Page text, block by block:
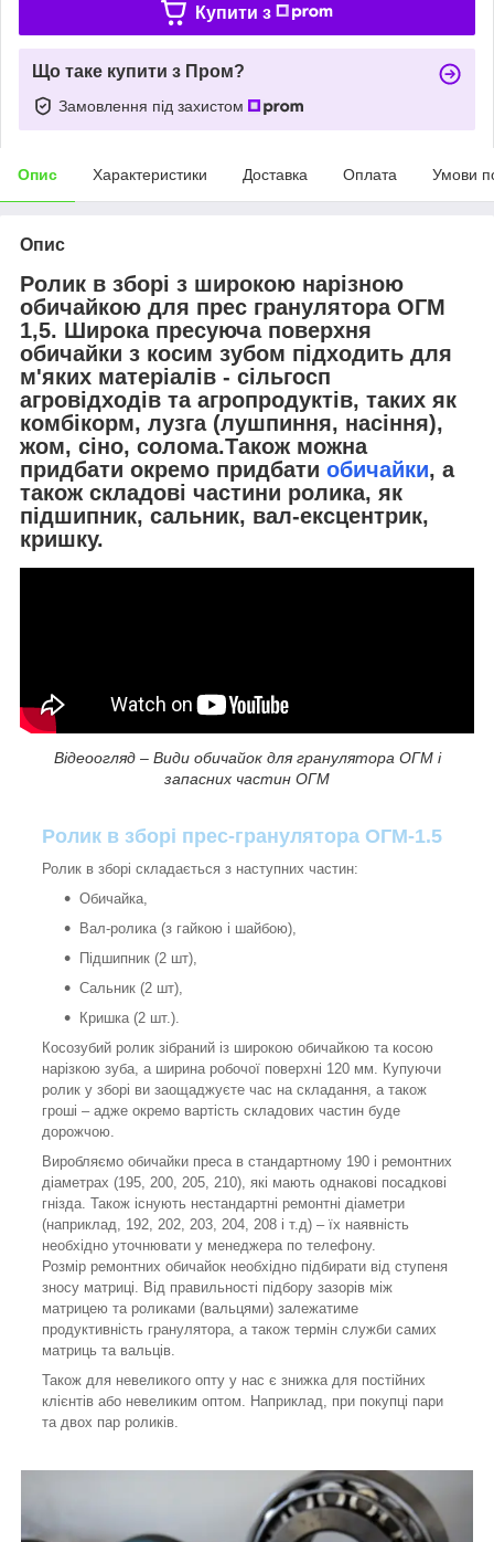
Купити з
Що таке купити з Пром?
Замовлення під захистом
Опис Характеристики Доставка Оплата Умови
Опис
Ролик в зборі з широкою нарізною
обичайкою для прес гранулятора ОГМ
1,5. Широка пресуюча поверхня
обичайки з косим зубом підходить для
м'яких матеріалів - сільгосп
агровідходів та агропродуктів, таких як
комбікорм, лузга (лушпиння, насіння),
жом, сіно, солома.Також можна
придбати окремо придбати обичайки, а
також складові частини ролика, як
підшипник, сальник, вал-ексцентрик,
кришку.
Відеоогляд – Види обичайок для гранулятора ОГМ і
запасних частин ОГМ
Ролик в зборі прес-гранулятора ОГМ-1.5
Ролик в зборі складається з наступних частин:
Обичайка,
Вал-ролика (з гайкою і шайбою),
Підшипник (2 шт),
Сальник (2 шт),
Кришка (2 шт.).
Косозубий ролик зібраний із широкою обичайкою та косою
нарізкою зуба, а ширина робочої поверхні 120 мм. Купуючи
ролик у зборі ви заощаджуєте час на складання, а також
гроші – адже окремо вартість складових частин буде
дорожчою.
Виробляємо обичайки преса в стандартному 190 і ремонтних
діаметрах (195, 200, 205, 210), які мають однакові посадкові
гнізда. Також існують нестандартні ремонтні діаметри
(наприклад, 192, 202, 203, 204, 208 і т.д) – їх наявність
необхідно уточнювати у менеджера по телефону.
Розмір ремонтних обичайок необхідно підбирати від ступеня
зносу матриці. Від правильності підбору зазорів між
матрицею та роликами (вальцями) залежатиме
продуктивність гранулятора, а також термін служби самих
матриць та вальців.
Також для невеликого опту у нас є знижка для постійних
клієнтів або невеликим оптом. Наприклад, при покупці пари
та двох пар роликів.